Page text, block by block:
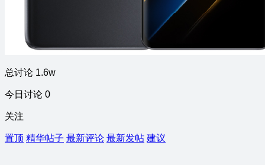
总讨论 1.6w
今日讨论 0
关注
置顶 精华帖子 最新评论 最新发帖 建议